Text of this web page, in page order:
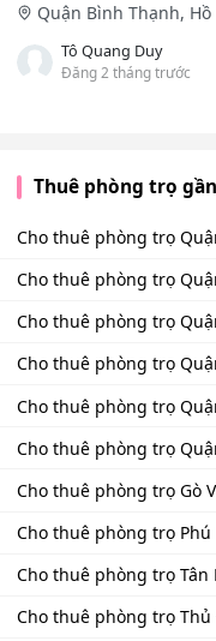
Quận Bình Thạnh,
Tô Quang Duy
Đăng 2 tháng trước
Thuê phòng trọ
Cho thuê phòng trọ
Cho thuê phòng trọ
Cho thuê phòng trọ
Cho thuê phòng trọ
Cho thuê phòng trọ
Cho thuê phòng trọ
Cho thuê phòng trọ Gò
Cho thuê phòng trọ Phú
Cho thuê phòng trọ Tân
Cho thuê phòng trọ